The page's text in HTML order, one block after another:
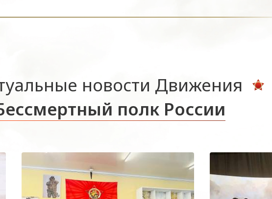
новости Движения
полк России